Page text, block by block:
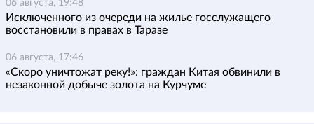
06 августа, 19:48
Исключенного из очереди на жилье госслужащего
восстановили в правах в Таразе
06 августа, 17:46
«Скоро уничтожат реку!»: граждан Китая обвинили в
незаконной добыче золота на Курчуме